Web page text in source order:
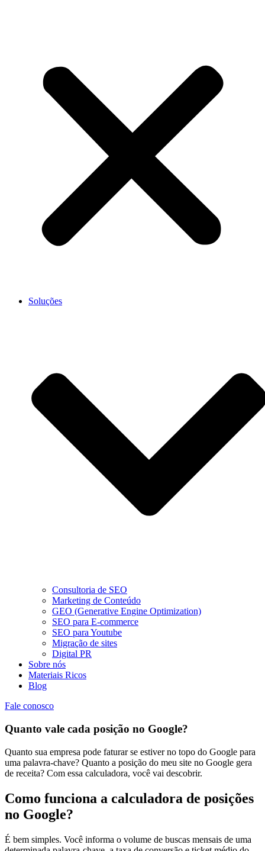
Soluções
Consultoria de SEO
Marketing de Conteúdo
GEO (Generative Engine Optimization)
SEO para E-commerce
SEO para Youtube
Migração de sites
Digital PR
Sobre nós
Materiais Ricos
Blog
Fale conosco
Quanto vale cada posição no Google?
Quanto sua empresa pode faturar se estiver no topo do Google para
uma palavra-chave? Quanto a posição do meu site no Google gera
de receita? Com essa calculadora, você vai descobrir.
Como funciona a calculadora de posições
no Google?
É bem simples. Você informa o volume de buscas mensais de uma